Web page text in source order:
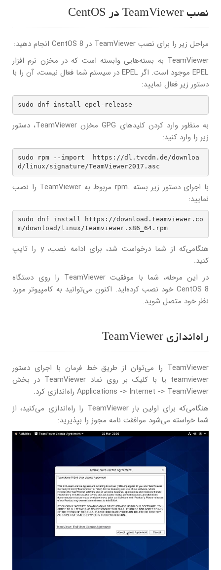
نصب TeamViewer در CentOS
مراحل زیر را برای نصب TeamViewer در CentOS 8 انجام دهید:
TeamViewer به بسته‌هایی وابسته است که در مخزن نرم افزار
EPEL موجود است. اگر EPEL در سیستم شما فعال نیست، آن را با
دستور زیر فعال نمایید:
sudo dnf install epel-release
به منظور وارد کردن کلیدهای GPG مخزن TeamViewer، دستور
زیر را وارد کنید:
sudo rpm --import  https://dl.tvcdn.de/downloa
d/linux/signature/TeamViewer2017.asc
با اجرای دستور زیر بسته .rpm مربوط به TeamViewer را نصب
نمایید:
sudo dnf install https://download.teamviewer.co
m/download/linux/teamviewer.x86_64.rpm
هنگامی‌که از شما درخواست شد، برای ادامه نصب، y را تایپ
کنید.
در این مرحله، شما با موفقیت TeamViewer را روی دستگاه
CentOS 8 خود نصب کرده‌اید. اکنون می‌توانید به کامپیوتر مورد
نظر خود متصل شوید.
راه‌اندازی TeamViewer
TeamViewer را می‌توان از طریق خط فرمان با اجرای دستور
teamviewer یا با کلیک بر روی نماد TeamViewer در بخش
Applications -> Internet -> TeamViewer راه‌اندازی کرد.
هنگامی‌که برای اولین بار TeamViewer را راه‌اندازی می‌کنید، از
شما خواسته می‌شود موافقت نامه مجوز را بپذیرید: